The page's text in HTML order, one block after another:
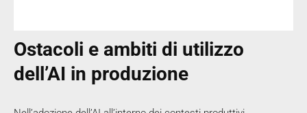
Ostacoli e ambiti di utilizzo
dell’AI in produzione